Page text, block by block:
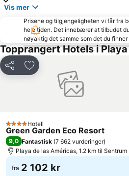
Complejo Playa Jardín
Centro Comercial Vista Sur
Del
Costa
La
Magma Arte & Congresos
San Blas
Centro Comercial El Trompo
Centro Comercial El Duque
Sueño Azul
Playa Costa del Silencio
Luz del Mar
Vis mer
Prisene og tilgjengeligheten vi får fra
hele tiden. Det innebærer at tilbudet
nøyaktig det samme som det du
Topprangert Hotels i
Del Legg til i favoritter
4 Stjerner
Hotell
Green Garden Eco Resort
9,0 Fantastisk (7 662 vurderinger)
Playa de las Américas, 1.2 km til Sentrum
fra 2 102 kr